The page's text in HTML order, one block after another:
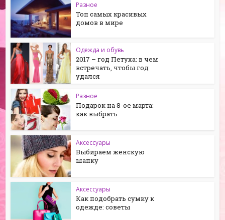
Разное
Топ самых красивых
домов в мире
Одежда и обувь
2017 – год Петуха: в чем
встречать, чтобы год
удался
Разное
Подарок на 8-ое марта:
как выбрать
Аксессуары
Выбираем женскую
шапку
Аксессуары
Как подобрать сумку к
одежде: советы